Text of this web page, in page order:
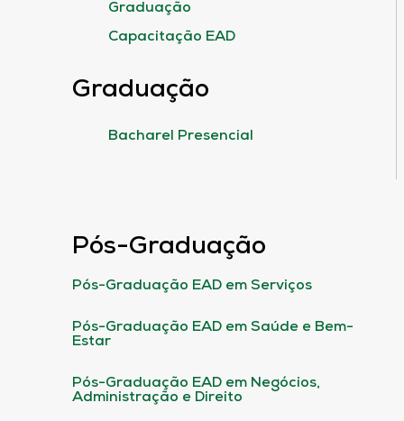
Graduação
Capacitação EAD
Graduação
Bacharel Presencial
Pós-Graduação
Pós-Graduação EAD em Serviços
Pós-Graduação EAD em Saúde e Bem-
Estar
Pós-Graduação EAD em Negócios,
Administração e Direito